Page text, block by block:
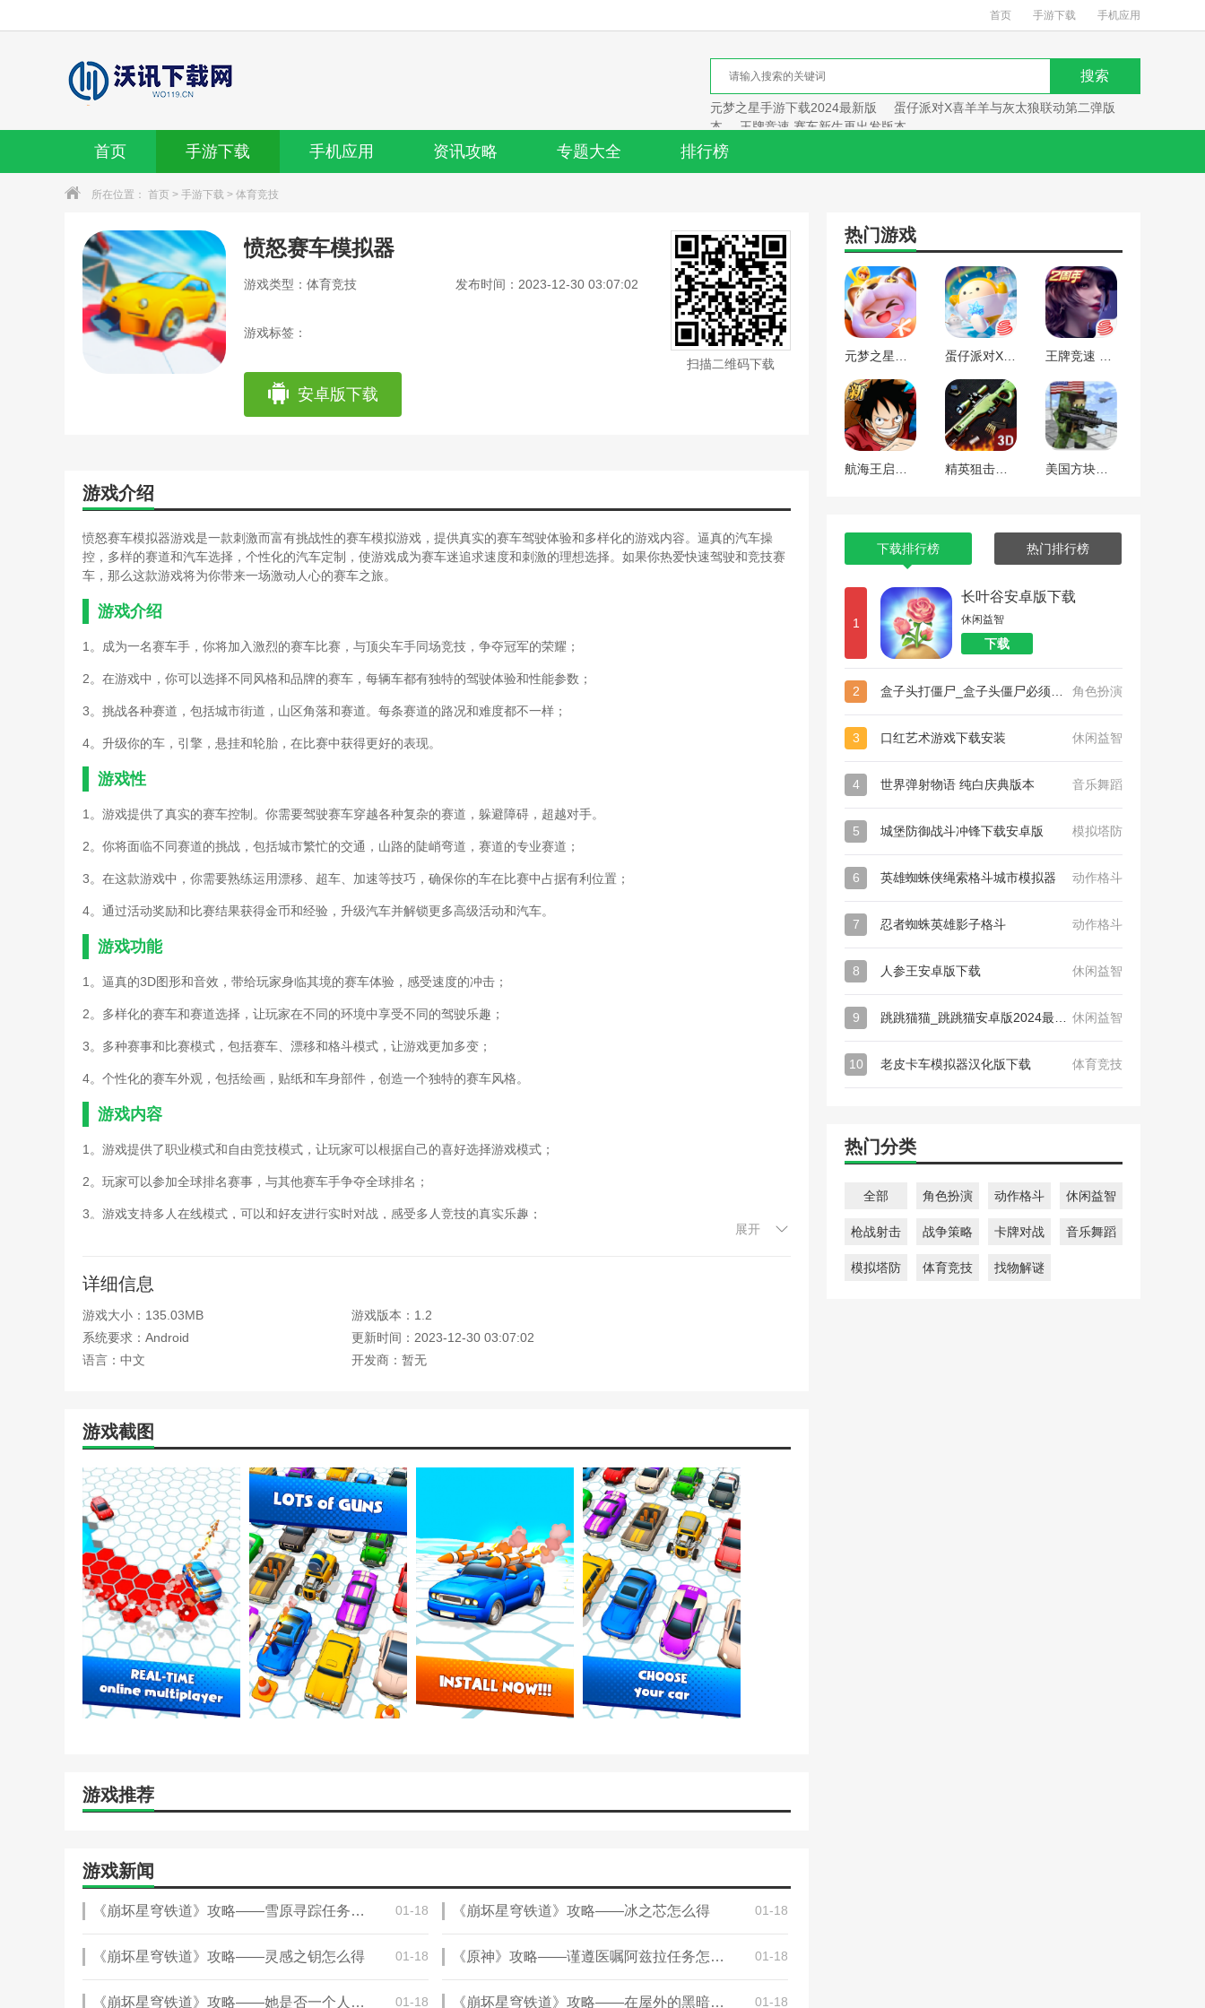
首页 手游下载 手机应用
元梦之星手游下载2024最新版
蛋仔派对X喜羊羊与灰太狼联动第二弹版
本
王牌竞速 赛车新生再出发版本
首页 手游下载 手机应用 资讯攻略 专题大全 排行榜
所在位置： 首页 > 手游下载 > 体育竞技
愤怒赛车模拟器
游戏类型：体育竞技 发布时间：2023-12-30 03:07:02
游戏标签：
安卓版下载
扫描二维码下载
游戏介绍
愤怒赛车模拟器游戏是一款刺激而富有挑战性的赛车模拟游戏，提供真实的赛车驾驶体验和多样化的游戏内容。逼真的汽车操
控，多样的赛道和汽车选择，个性化的汽车定制，使游戏成为赛车迷追求速度和刺激的理想选择。如果你热爱快速驾驶和竞技赛
车，那么这款游戏将为你带来一场激动人心的赛车之旅。
游戏介绍
1。成为一名赛车手，你将加入激烈的赛车比赛，与顶尖车手同场竞技，争夺冠军的荣耀；
2。在游戏中，你可以选择不同风格和品牌的赛车，每辆车都有独特的驾驶体验和性能参数；
3。挑战各种赛道，包括城市街道，山区角落和赛道。每条赛道的路况和难度都不一样；
4。升级你的车，引擎，悬挂和轮胎，在比赛中获得更好的表现。
游戏性
1。游戏提供了真实的赛车控制。你需要驾驶赛车穿越各种复杂的赛道，躲避障碍，超越对手。
2。你将面临不同赛道的挑战，包括城市繁忙的交通，山路的陡峭弯道，赛道的专业赛道；
3。在这款游戏中，你需要熟练运用漂移、超车、加速等技巧，确保你的车在比赛中占据有利位置；
4。通过活动奖励和比赛结果获得金币和经验，升级汽车并解锁更多高级活动和汽车。
游戏功能
1。逼真的3D图形和音效，带给玩家身临其境的赛车体验，感受速度的冲击；
2。多样化的赛车和赛道选择，让玩家在不同的环境中享受不同的驾驶乐趣；
3。多种赛事和比赛模式，包括赛车、漂移和格斗模式，让游戏更加多变；
4。个性化的赛车外观，包括绘画，贴纸和车身部件，创造一个独特的赛车风格。
游戏内容
1。游戏提供了职业模式和自由竞技模式，让玩家可以根据自己的喜好选择游戏模式；
2。玩家可以参加全球排名赛事，与其他赛车手争夺全球排名；
3。游戏支持多人在线模式，可以和好友进行实时对战，感受多人竞技的真实乐趣；
游戏评测
愤怒赛车模拟器游戏是一款极具挑战性和刺激性的赛车模拟游戏，为玩家提供极速驾驶的美妙体验。在这个愤怒赛车模拟器游戏
中，你将驾驶各种高性能赛车，挑战极限，感受速度与激情。
展开
详细信息
游戏大小：135.03MB
游戏版本：1.2
系统要求：Android
更新时间：2023-12-30 03:07:02
语言：中文
开发商：暂无
游戏截图
游戏推荐
游戏新闻
《崩坏星穹铁道》攻略——雪原寻踪任务怎么完成 01-18 《崩坏星穹铁道》攻略——冰之芯怎么得 01-18
《崩坏星穹铁道》攻略——灵感之钥怎么得 01-18 《原神》攻略——谨遵医嘱阿兹拉任务怎么做 01-18
《崩坏星穹铁道》攻略——她是否一个人独行成就怎么达成 01-18 《崩坏星穹铁道》攻略——在屋外的黑暗中洗涤任务怎么完成 01-18
热门游戏
下载排行榜 热门排行榜
1
长叶谷安卓版下载
休闲益智
下载
2 角色扮演
3 口红艺术游戏下载安装 休闲益智
4 世界弹射物语 纯白庆典版本 音乐舞蹈
5 城堡防御战斗冲锋下载安卓版 模拟塔防
6 英雄蜘蛛侠绳索格斗城市模拟器 动作格斗
7 忍者蜘蛛英雄影子格斗 动作格斗
8 人参王安卓版下载 休闲益智
9 休闲益智
10 老皮卡车模拟器汉化版下载 体育竞技
热门分类
全部 角色扮演 动作格斗 休闲益智
枪战射击 战争策略 卡牌对战 音乐舞蹈
模拟塔防 体育竞技 找物解谜